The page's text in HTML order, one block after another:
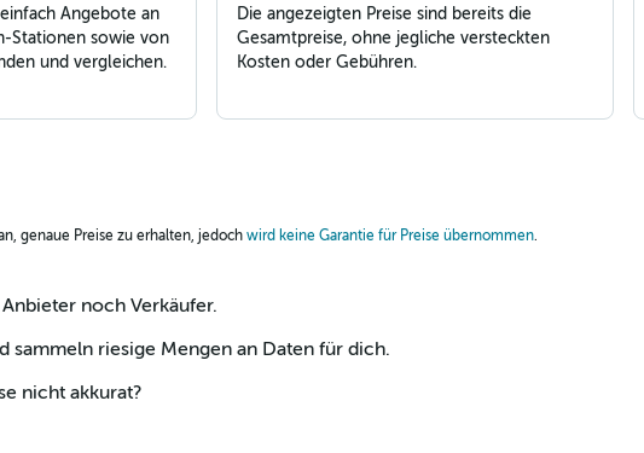
Angebote an
Stationen sowie von
und vergleichen.
Die angezeigten Preise sind bereits die
Gesamtpreise, ohne jegliche versteckten
Kosten oder Gebühren.
genaue Preise zu erhalten, jedoch wird keine Garantie für Preise übernommen.
noch Verkäufer.
sammeln riesige Mengen an Daten für dich.
nicht akkurat?